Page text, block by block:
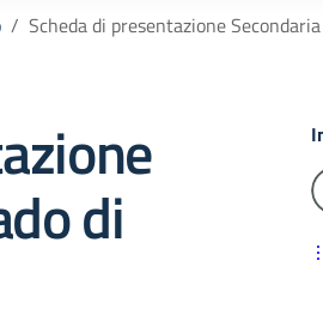
Scheda di presentazione
di